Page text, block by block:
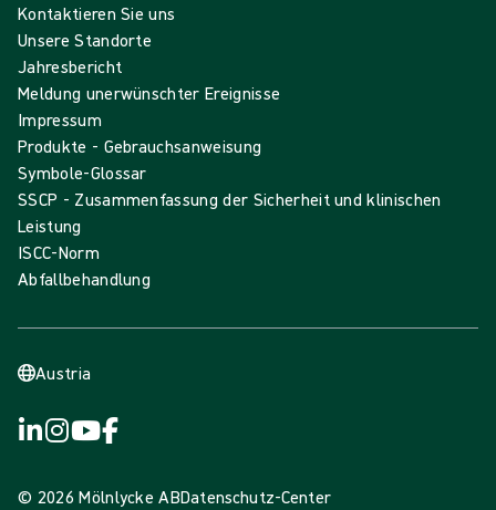
Kontaktieren Sie uns
Unsere Standorte
Jahresbericht
Meldung unerwünschter Ereignisse
Impressum
Produkte - Gebrauchsanweisung
Symbole-Glossar
SSCP - Zusammenfassung der Sicherheit und klinischen
Leistung
ISCC-Norm
Abfallbehandlung
Austria
© 2026 Mölnlycke ABDatenschutz-Center